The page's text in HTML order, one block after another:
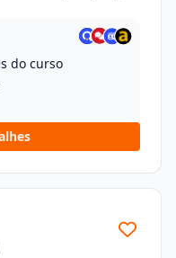
do curso